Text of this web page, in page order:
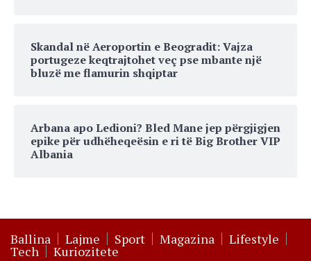
Skandal në Aeroportin e Beogradit: Vajza
portugeze keqtrajtohet veç pse mbante një
bluzë me flamurin shqiptar
Arbana apo Ledioni? Bled Mane jep përgjigjen
epike për udhëheqeësin e ri të Big Brother VIP
Albania
Ballina Lajme Sport Magazina Lifestyle
Tech Kuriozitete